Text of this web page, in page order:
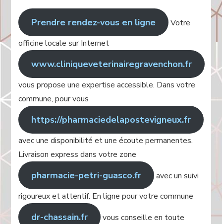
Prendre rendez-vous en ligne
Votre
officine locale sur Internet
www.cliniqueveterinairegravenchon.fr
vous propose une expertise accessible. Dans votre
commune, pour vous
https://pharmaciedelapostevigneux.fr
avec une disponibilité et une écoute permanentes.
Livraison express dans votre zone
pharmacie-petri-guasco.fr
avec un suivi
rigoureux et attentif. En ligne pour votre commune
dr-chassain.fr
vous conseille en toute